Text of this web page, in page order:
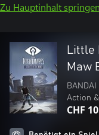
Zu Hauptinhalt springen
Little
Maw
Action
CHF